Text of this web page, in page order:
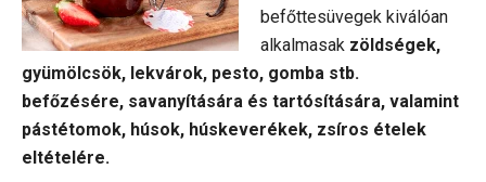
befőttesüvegek kiválóan
alkalmasak zöldségek,
gyümölcsök, lekvárok, pesto, gomba stb.
befőzésére, savanyítására és tartósítására, valamint
pástétomok, húsok, húskeverékek, zsíros ételek
eltételére.